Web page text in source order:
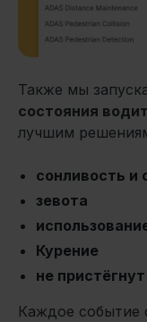
Также мы
состояния
лучшим
сонливость и
зевота
Курение
не
Каждое событие